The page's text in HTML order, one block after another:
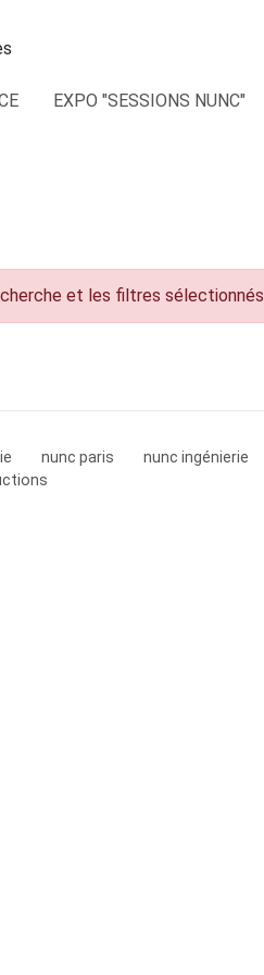
EXPO "SESSIONS NUNC"
et les filtres sélectionnés
nunc paris
nunc ingénierie